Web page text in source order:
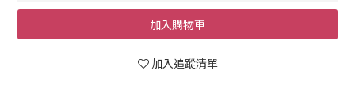
加入購物車
加入追蹤清單